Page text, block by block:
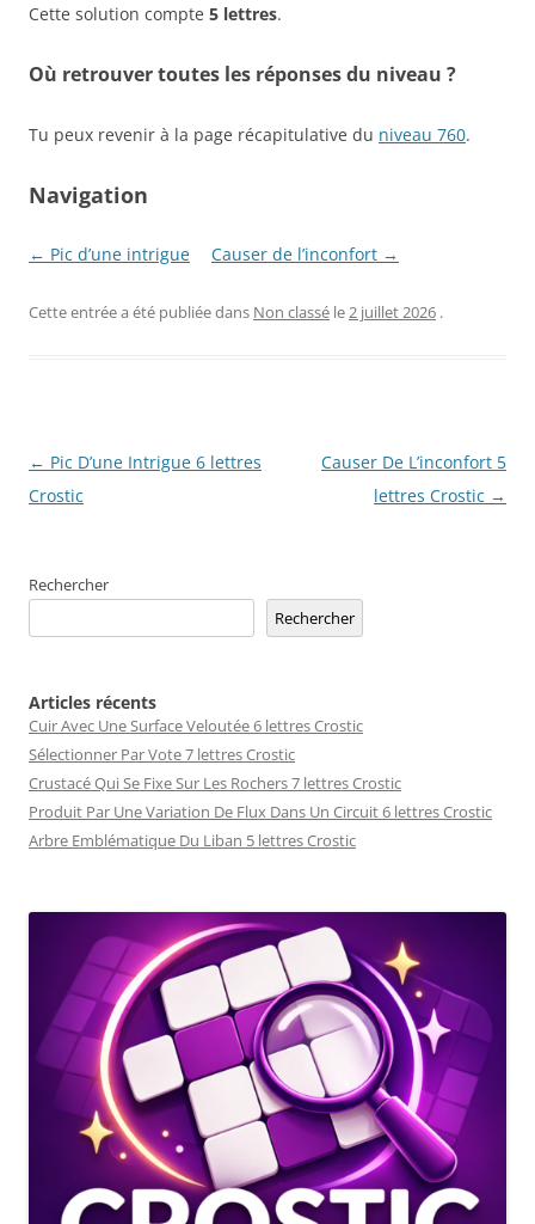
Cette solution compte 5 lettres.
Où retrouver toutes les réponses du niveau ?
Tu peux revenir à la page récapitulative du niveau 760.
Navigation
← Pic d’une intrigue Causer de l’inconfort →
Cette entrée a été publiée dans Non classé le2 juillet 2026 .
Navigation
des
← Pic D’une Intrigue 6 lettres
Crostic
Causer De L’inconfort 5
lettres Crostic →
Rechercher
Rechercher
Articles récents
Cuir Avec Une Surface Veloutée 6 lettres Crostic
Sélectionner Par Vote 7 lettres Crostic
Crustacé Qui Se Fixe Sur Les Rochers 7 lettres Crostic
Produit Par Une Variation De Flux Dans Un Circuit 6 lettres Crostic
Arbre Emblématique Du Liban 5 lettres Crostic